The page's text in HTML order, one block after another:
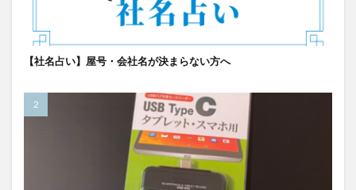
【社名占い】屋号・会社名が決まらない方へ